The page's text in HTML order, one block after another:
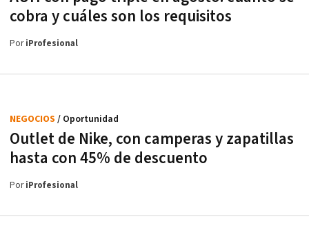
cobra y cuáles son los requisitos
PoriProfesional
Outlet de Nike, con camperas y zapatillas
hasta con 45% de descuento
NEGOCIOS / Oportunidad
PoriProfesional